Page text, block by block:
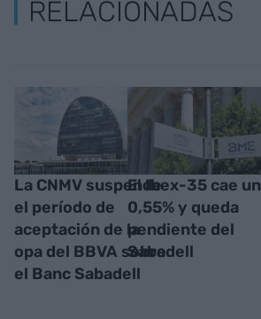
RELACIONADAS
La CNMV suspende
el período de
aceptación de la
opa del BBVA sobre
el Banc Sabadell
El Ibex-35 cae un
0,55% y queda
pendiente del
Sabadell